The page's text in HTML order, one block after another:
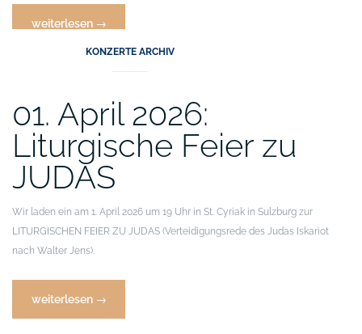
„04.
3
Kirchen,
3
Konzerte“
weiterlesen →
KONZERTE ARCHIV
01. April 2026:
Liturgische Feier zu
JUDAS
Wir laden ein am 1. April 2026 um 19 Uhr in St. Cyriak in Sulzburg zur
LITURGISCHEN FEIER ZU JUDAS (Verteidigungsrede des Judas Iskariot
nach Walter Jens).
„01.
April
weiterlesen →